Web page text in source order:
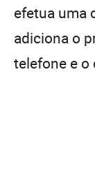
efetua uma
adiciona o
telefone e o